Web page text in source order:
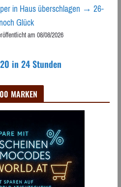
in Haus überschlagen → 26-
Glück
am 08/08/2026
in 24 Stunden
MARKEN